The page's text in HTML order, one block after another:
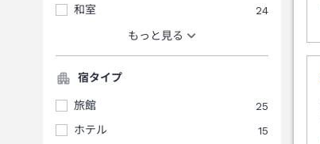
和室
24
もっと見る
宿タイプ
旅館
25
ホテル
15